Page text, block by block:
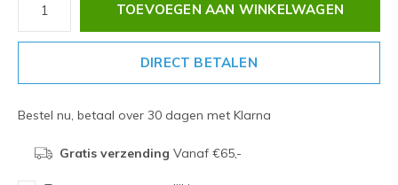
TOEVOEGEN AAN WINKELWAGEN
DIRECT BETALEN
Bestel nu, betaal over 30 dagen met Klarna
Gratis verzending Vanaf €65,-